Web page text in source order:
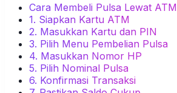
Cara Membeli Pulsa Lewat ATM
1. Siapkan Kartu ATM
2. Masukkan Kartu dan PIN
3. Pilih Menu Pembelian Pulsa
4. Masukkan Nomor HP
5. Pilih Nominal Pulsa
6. Konfirmasi Transaksi